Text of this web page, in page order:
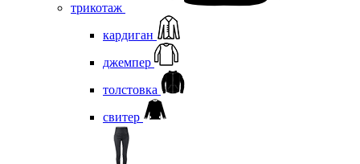
трикотаж
кардиган
джемпер
толстовка
свитер